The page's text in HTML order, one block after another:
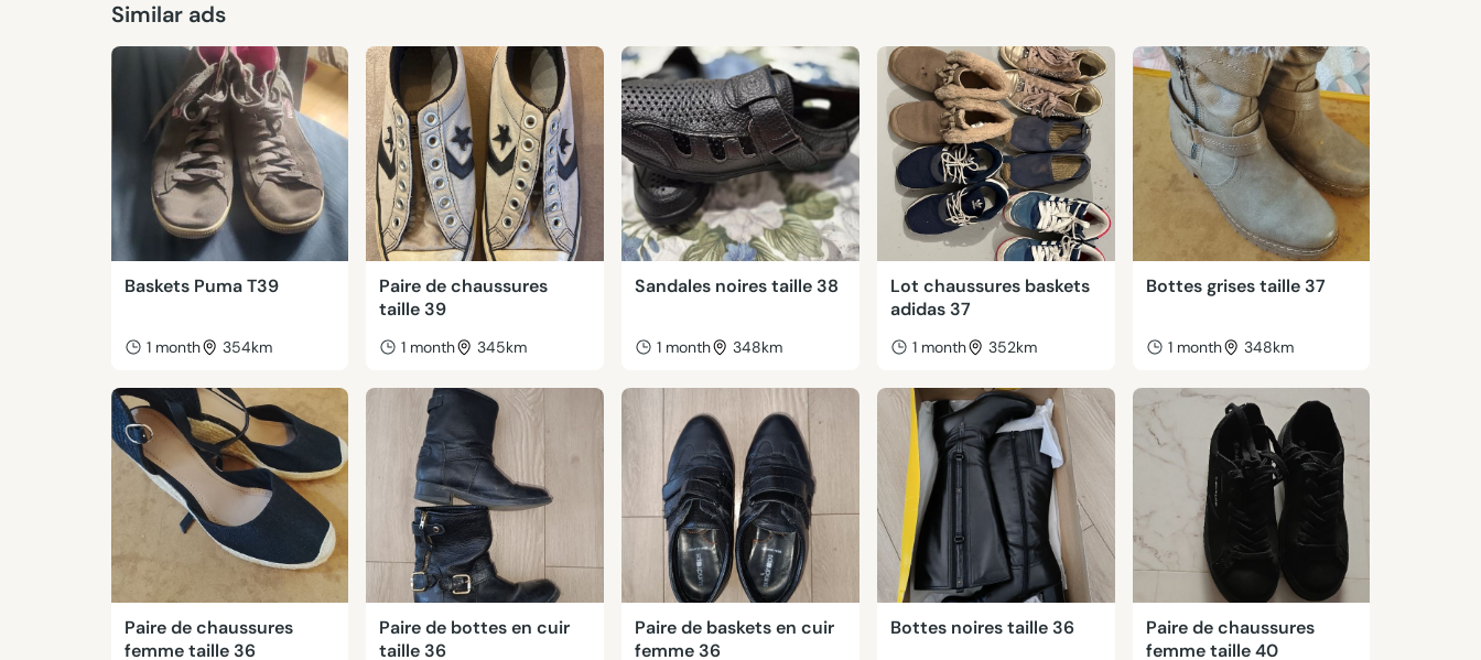
Similar ads
Baskets Puma T39
1 month 354km
Paire de chaussures
taille 39
1 month 345km
Sandales noires taille 38
1 month 348km
Lot chaussures baskets
adidas 37
1 month 352km
Bottes grises taille 37
1 month 348km
Paire de chaussures
femme taille 36
Paire de bottes en cuir
taille 36
Paire de baskets en cuir
femme 36
Bottes noires taille 36
Paire de chaussures
femme taille 40